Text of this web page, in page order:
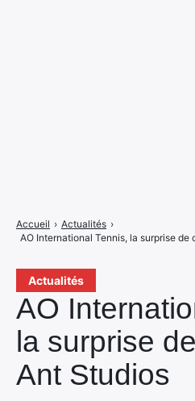
Actualités
AO
la surprise
Ant Studios
Accueil › Actualités ›
AO International Tennis, la surprise de